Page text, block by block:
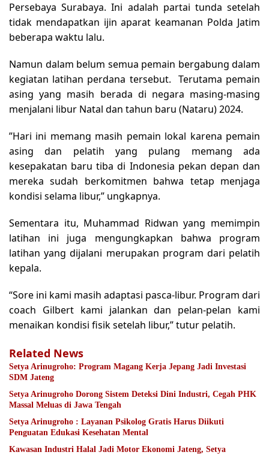
Persebaya Surabaya. Ini adalah partai tunda setelah
tidak mendapatkan ijin aparat keamanan Polda Jatim
beberapa waktu lalu.
Namun dalam belum semua pemain bergabung dalam
kegiatan latihan perdana tersebut. Terutama pemain
asing yang masih berada di negara masing-masing
menjalani libur Natal dan tahun baru (Nataru) 2024.
”Hari ini memang masih pemain lokal karena pemain
asing dan pelatih yang pulang memang ada
kesepakatan baru tiba di Indonesia pekan depan dan
mereka sudah berkomitmen bahwa tetap menjaga
kondisi selama libur,” ungkapnya.
Sementara itu, Muhammad Ridwan yang memimpin
latihan ini juga mengungkapkan bahwa program
latihan yang dijalani merupakan program dari pelatih
kepala.
“Sore ini kami masih adaptasi pasca-libur. Program dari
coach Gilbert kami jalankan dan pelan-pelan kami
menaikan kondisi fisik setelah libur,” tutur pelatih.
Related News
Setya Arinugroho: Program Magang Kerja Jepang Jadi Investasi
SDM Jateng
Setya Arinugroho Dorong Sistem Deteksi Dini Industri, Cegah PHK
Massal Meluas di Jawa Tengah
Setya Arinugroho : Layanan Psikolog Gratis Harus Diikuti
Penguatan Edukasi Kesehatan Mental
Kawasan Industri Halal Jadi Motor Ekonomi Jateng, Setya